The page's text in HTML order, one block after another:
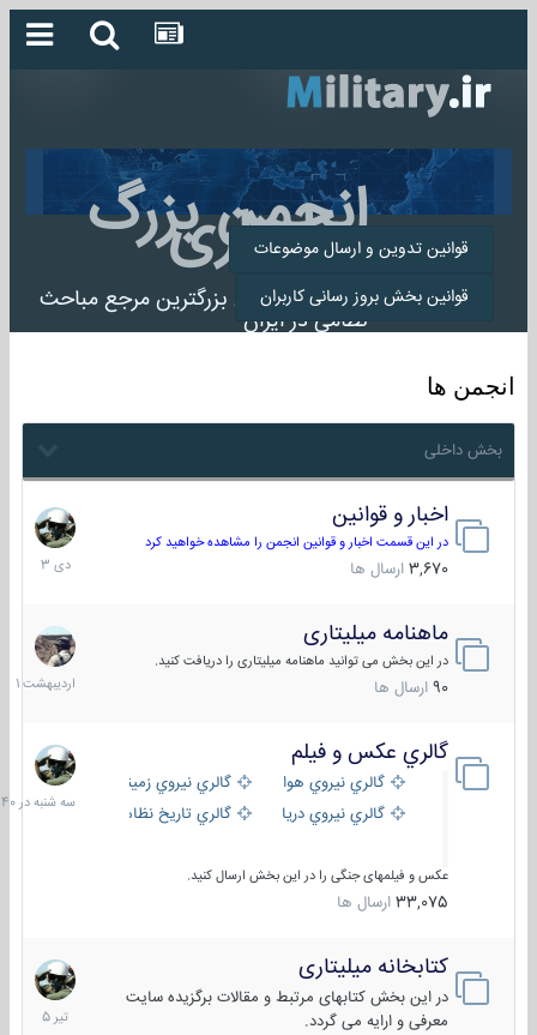
انجمن بزرگ
میلیتاری
انجمن میلیتاری بزرگترین مرجع مباحث
نظامی در ایران
قوانین تدوین و ارسال موضوعات
قوانین بخش بروز رسانی کاربران
انجمن ها
بخش داخلی
اخبار و قوانین
در این قسمت اخبار و قوانین انجمن را مشاهده خواهید کرد
3,670 ارسال ها
22
دی
1403
ماهنامه میلیتاری
در این بخش می توانید ماهنامه میلیتاری را دریافت کنید.
90 ارسال ها
30
1401
گالري عكس و فيلم
گالري نيروي هوايي
گالري نيروي زميني
گالري نيروي دريايي
گالري تاریخ نظامی
عکس و فیلمهای جنگی را در این بخش ارسال کنید.
33,075 ارسال ها
سه
شنبه
در
کتابخانه میلیتاری
در این بخش کتابهای مرتبط و مقالات برگزیده سایت
معرفی و ارایه می گردد.
16
تیر
1405